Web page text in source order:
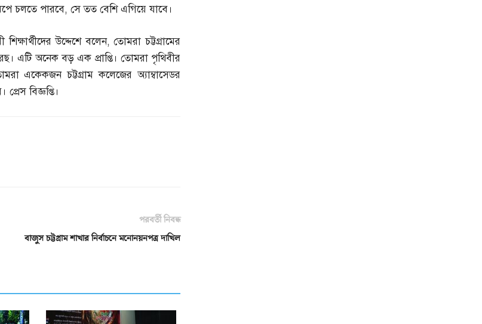
চলতে পারবে, সে তত বেশি এগিয়ে যাবে।
উদ্দেশে বলেন,তোমরা চট্টগ্রামের
এটি অনেক বড় এক প্রাপ্তি। তোমরা পৃথিবীর
একেকজন চট্টগ্রাম কলেজের অ্যাম্বাসেডর
বিজ্ঞপ্তি।
পরবর্তী নিবন্ধ
বাজুস চট্টগ্রাম শাখার নির্বাচনে মনোনয়নপত্র দাখিল